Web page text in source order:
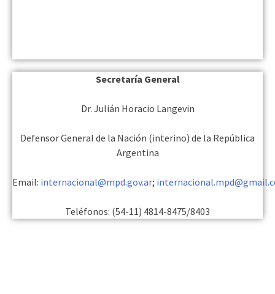
Secretaría General
Dr. Julián Horacio Langevin
Defensor General de la Nación (interino) de la República
Argentina
Email: internacional@mpd.gov.ar;
Teléfonos: (54-11) 4814-8475/8403